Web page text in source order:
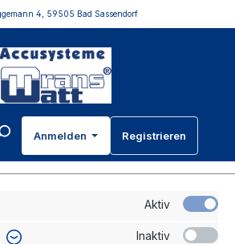
4, 59505 Bad Sassendorf
Anmelden Registrieren
Bestätigungs-E-Mail. Klicken Sie auf
Link, um Ihr Passwort zu ändern.
Aktiv
Inaktiv